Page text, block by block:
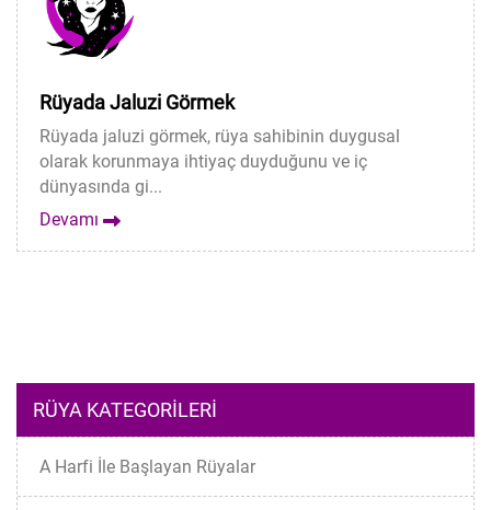
Rüyada Jaluzi Görmek
Rüyada jaluzi görmek, rüya sahibinin duygusal
olarak korunmaya ihtiyaç duyduğunu ve iç
dünyasında gi...
Devamı
RÜYA KATEGORILERI
A Harfi İle Başlayan Rüyalar